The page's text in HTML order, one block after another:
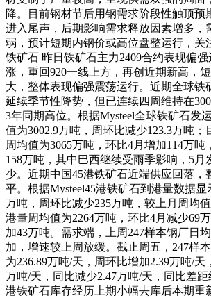
降。目前钢材节后用钢需求阶段性触顶预
进入尾声，后期影响需求释放因素增多，
弱，预计短期内钢价或高位盘整运行，关
铁矿石 昨日铁矿石主力2409合约表现偏
涨，重回920一线上方，再创近期新高，
大，整体表现偏强震荡运行。近期全球铁
延续季节性降势，但已连续四周维持在
3年同期高位。根据Mysteel全球铁矿石发
值为3002.9万吨，周环比减少123.3万吨；
周均值为3065万吨，环比4月增加114万吨
158万吨，其中巴西继续受雨季影响，5月
少。近期中国45港铁矿石近端供应回落，
平。根据Mysteel45港铁矿石到港量数据显
万吨，周环比减少235万吨，较上月周均
港量周均值为2264万吨，环比4月减少69
加43万吨。需求端，上周247样本钢厂日
加，增速较上周放缓。截止周五，247样
为236.89万吨/天，周环比增加2.39万吨/天
万吨/天，同比减少2.47万吨/天，同比差
港铁矿石库存经历上期小幅去库后本期重